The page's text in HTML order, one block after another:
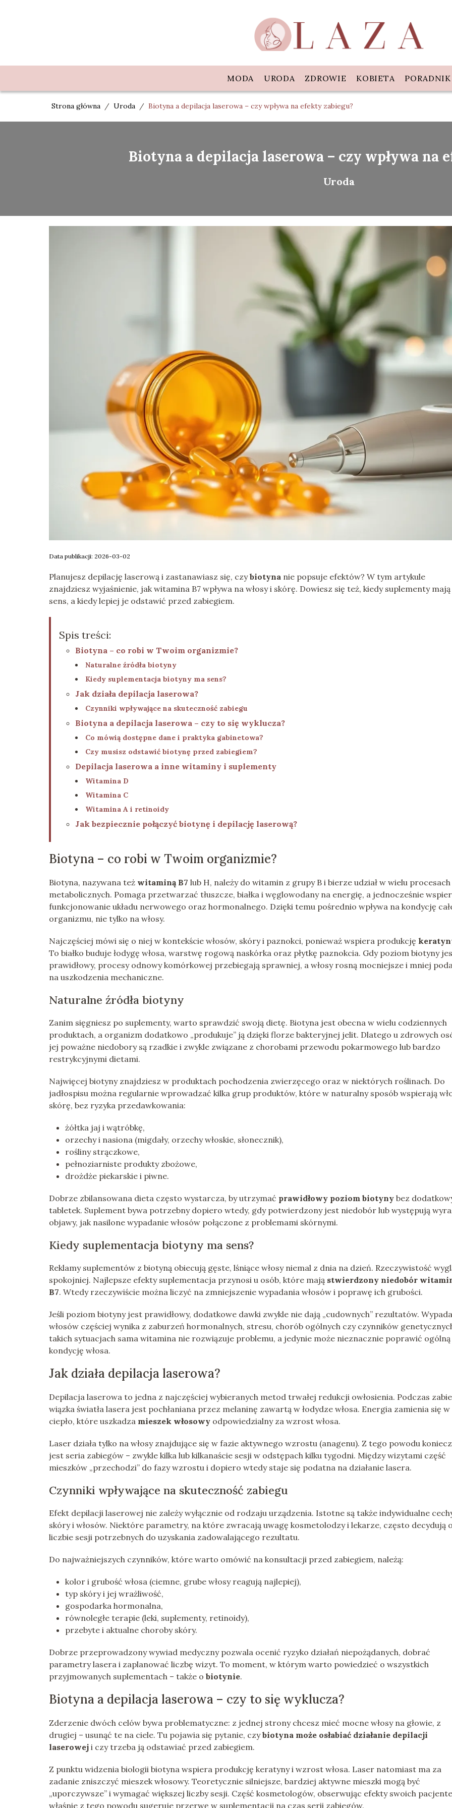
MODA URODA ZDROWIE KOBIETA PORADNIK
Strona główna / Uroda / Biotyna a depilacja laserowa – czy wpływa na efekty zabiegu?
Biotyna a depilacja laserowa – czy wpływa na
Uroda
Data publikacji: 2026-03-02
Planujesz depilację laserową i zastanawiasz się, czybiotyna nie popsuje efektów? W tym artykule
znajdziesz wyjaśnienie, jak witamina B7 wpływa na włosy i skórę. Dowiesz się też, kiedy suplementy mają
sens, a kiedy lepiej je odstawić przed zabiegiem.
Spis treści:
Biotyna – co robi w Twoim organizmie?
Naturalne źródła biotyny
Kiedy suplementacja biotyny ma sens?
Jak działa depilacja laserowa?
Czynniki wpływające na skuteczność zabiegu
Biotyna a depilacja laserowa – czy to się wyklucza?
Co mówią dostępne dane i praktyka gabinetowa?
Czy musisz odstawić biotynę przed zabiegiem?
Depilacja laserowa a inne witaminy i suplementy
Witamina D
Witamina C
Witamina A i retinoidy
Jak bezpiecznie połączyć biotynę i depilację laserową?
Biotyna – co robi w Twoim organizmie?
Biotyna, nazywana też witaminą B7 lub H, należy do witamin z grupy B i bierze udział w wielu procesach
metabolicznych. Pomaga przetwarzać tłuszcze, białka i węglowodany na energię, a jednocześnie
funkcjonowanie układu nerwowego oraz hormonalnego. Dzięki temu pośrednio wpływa na kondycję
organizmu, nie tylko na włosy.
Najczęściej mówi się o niej w kontekście włosów, skóry i paznokci, ponieważ wspiera produkcję
To białko buduje łodygę włosa, warstwę rogową naskórka oraz płytkę paznokcia. Gdy poziom biotyny
prawidłowy, procesy odnowy komórkowej przebiegają sprawniej, a włosy rosną mocniejsze i mniej
na uszkodzenia mechaniczne.
Naturalne źródła biotyny
Zanim sięgniesz po suplementy, warto sprawdzić swoją dietę. Biotyna jest obecna w wielu codziennych
produktach, a organizm dodatkowo „produkuje” ją dzięki florze bakteryjnej jelit. Dlatego u zdrowych
jej poważne niedobory są rzadkie i zwykle związane z chorobami przewodu pokarmowego lub bardzo
restrykcyjnymi dietami.
Najwięcej biotyny znajdziesz w produktach pochodzenia zwierzęcego oraz w niektórych roślinach. Do
jadłospisu można regularnie wprowadzać kilka grup produktów, które w naturalny sposób wspierają
skórę, bez ryzyka przedawkowania:
żółtka jaj i wątróbkę,
orzechy i nasiona (migdały, orzechy włoskie, słonecznik),
rośliny strączkowe,
pełnoziarniste produkty zbożowe,
drożdże piekarskie i piwne.
Dobrze zbilansowana dieta często wystarcza, by utrzymać prawidłowy poziom biotyny bez
tabletek. Suplement bywa potrzebny dopiero wtedy, gdy potwierdzony jest niedobór lub występują
objawy, jak nasilone wypadanie włosów połączone z problemami skórnymi.
Kiedy suplementacja biotyny ma sens?
Reklamy suplementów z biotyną obiecują gęste, lśniące włosy niemal z dnia na dzień. Rzeczywistość
spokojniej. Najlepsze efekty suplementacja przynosi u osób, które mają stwierdzony niedobór
B7. Wtedy rzeczywiście można liczyć na zmniejszenie wypadania włosów i poprawę ich grubości.
Jeśli poziom biotyny jest prawidłowy, dodatkowe dawki zwykle nie dają „cudownych” rezultatów.
włosów częściej wynika z zaburzeń hormonalnych, stresu, chorób ogólnych czy czynników
takich sytuacjach sama witamina nie rozwiązuje problemu, a jedynie może nieznacznie poprawić ogólną
kondycję włosa.
Jak działa depilacja laserowa?
Depilacja laserowa to jedna z najczęściej wybieranych metod trwałej redukcji owłosienia. Podczas
wiązka światła lasera jest pochłaniana przez melaninę zawartą w łodydze włosa. Energia zamienia się w
ciepło, które uszkadza mieszek włosowy odpowiedzialny za wzrost włosa.
Laser działa tylko na włosy znajdujące się w fazie aktywnego wzrostu (anagenu). Z tego powodu
jest seria zabiegów – zwykle kilka lub kilkanaście sesji w odstępach kilku tygodni. Między wizytami część
mieszków „przechodzi” do fazy wzrostu i dopiero wtedy staje się podatna na działanie lasera.
Czynniki wpływające na skuteczność zabiegu
Efekt depilacji laserowej nie zależy wyłącznie od rodzaju urządzenia. Istotne są także indywidualne
skóry i włosów. Niektóre parametry, na które zwracają uwagę kosmetolodzy i lekarze, często decydują
liczbie sesji potrzebnych do uzyskania zadowalającego rezultatu.
Do najważniejszych czynników, które warto omówić na konsultacji przed zabiegiem, należą:
kolor i grubość włosa (ciemne, grube włosy reagują najlepiej),
typ skóry i jej wrażliwość,
gospodarka hormonalna,
równoległe terapie (leki, suplementy, retinoidy),
przebyte i aktualne choroby skóry.
Dobrze przeprowadzony wywiad medyczny pozwala ocenić ryzyko działań niepożądanych, dobrać
parametry lasera i zaplanować liczbę wizyt. To moment, w którym warto powiedzieć o wszystkich
przyjmowanych suplementach – także o biotynie.
Biotyna a depilacja laserowa – czy to się wyklucza?
Zderzenie dwóch celów bywa problematyczne: z jednej strony chcesz mieć mocne włosy na głowie, z
drugiej – usunąć te na ciele. Tu pojawia się pytanie, czybiotyna może osłabiać działanie depilacji
laserowej i czy trzeba ją odstawiać przed zabiegiem.
Z punktu widzenia biologii biotyna wspiera produkcję keratyny i wzrost włosa. Laser natomiast ma za
zadanie zniszczyć mieszek włosowy. Teoretycznie silniejsze, bardziej aktywne mieszki mogą być
„uporczywsze” i wymagać większej liczby sesji. Część kosmetologów, obserwując efekty swoich
właśnie z tego powodu sugeruje przerwę w suplementacji na czas serii zabiegów.